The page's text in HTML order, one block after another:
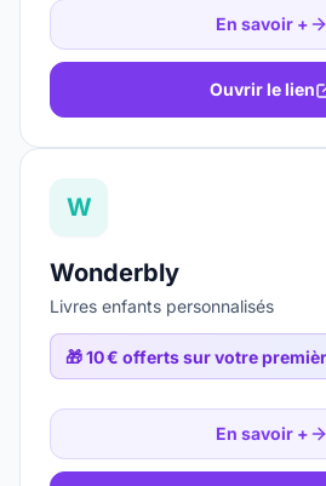
En savoir +
Ouvrir le lien
W
Wonderbly
Livres enfants personnalisés
🎁10 € offerts sur votre
En savoir +